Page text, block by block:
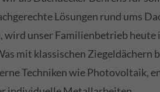
Lösungen rund ums
wird unser Familienbetrieb
mit klassischen Ziegeldächern
Techniken wie Photovoltaik,